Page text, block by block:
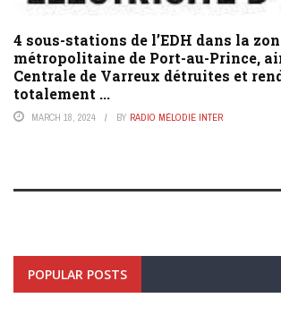
4 sous-stations de l’EDH dans la
métropolitaine de Port-au-Prince,
Centrale de Varreux détruites et
totalement ...
MARCH 18, 2024 BY RADIO MÉLODIE INTER
POPULAR POSTS